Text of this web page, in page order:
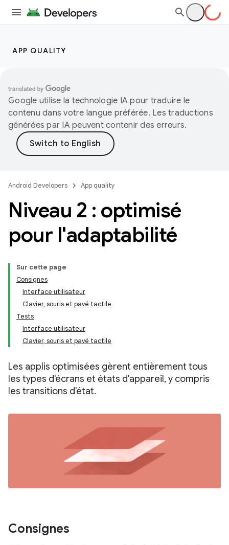
APP QUALITY
Google utilise la technologie IA pour traduire le
contenu dans votre langue préférée. Les traductions
générées par IA peuvent contenir des erreurs.
Android Developers App quality
Niveau 2 : optimisé
pour l'adaptabilité
Sur cette page
Consignes
Interface utilisateur
Clavier, souris et pavé tactile
Tests
Interface utilisateur
Clavier, souris et pavé tactile
Les applis optimisées gèrent entièrement tous
les types d'écrans et états d'appareil, y compris
les transitions d'état.
Consignes